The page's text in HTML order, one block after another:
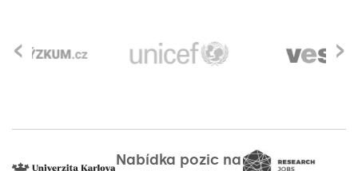
›
‹
Nabídka pozic na